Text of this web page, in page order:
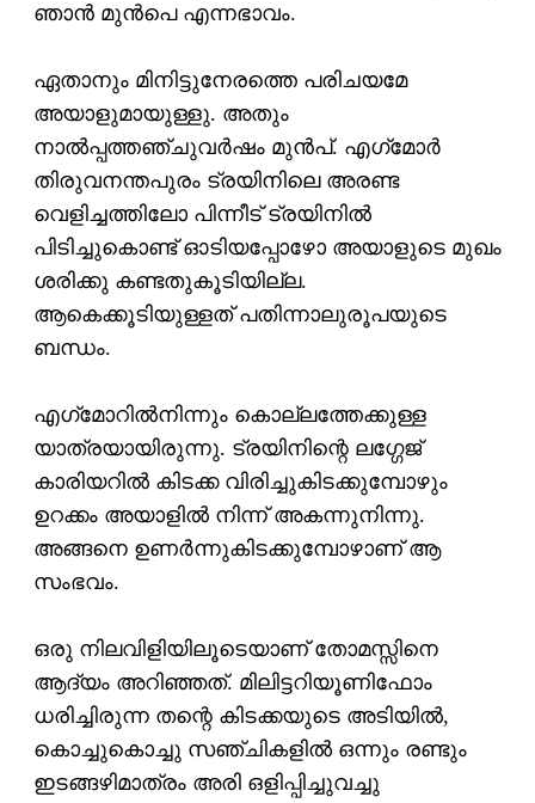
ഞാന്‍ മുന്‍പെ എന്നഭാവം.
ഏതാനും മിനിട്ടുനേരത്തെ പരിചയമേ
അയാളുമായുള്ളു. അതും
നാല്‍പ്പത്തഞ്ചുവര്‍ഷം മുന്‍പ്. എഗ്‌മോര്‍
തിരുവനന്തപുരം ട്രയിനിലെ അരണ്ട
വെളിച്ചത്തിലോ പിന്നീട് ട്രയിനില്‍
പിടിച്ചുകൊണ്ട് ഓടിയപ്പോഴോ അയാളുടെ മുഖം
ശരിക്കു കണ്ടതുകൂടിയില്ല.
ആകെക്കൂടിയുള്ളത് പതിന്നാലുരൂപയുടെ
ബന്ധം.
എഗ്‌മോറില്‍നിന്നും കൊല്ലത്തേക്കുള്ള
യാത്രയായിരുന്നു. ട്രയിനിന്റെ ലഗ്ഗേജ്
കാരിയറില്‍ കിടക്ക വിരിച്ചുകിടക്കുമ്പോഴും
ഉറക്കം അയാളില്‍ നിന്ന് അകന്നുനിന്നു.
അങ്ങനെ ഉണര്‍ന്നുകിടക്കുമ്പോഴാണ് ആ
സംഭവം.
ഒരു നിലവിളിയിലൂടെയാണ് തോമസ്സിനെ
ആദ്യം അറിഞ്ഞത്. മിലിട്ടറിയൂണിഫോം
ധരിച്ചിരുന്ന തന്റെ കിടക്കയുടെ അടിയില്‍,
കൊച്ചുകൊച്ചു സഞ്ചികളില്‍ ഒന്നും രണ്ടും
ഇടങ്ങഴിമാത്രം അരി ഒളിപ്പിച്ചുവച്ചു